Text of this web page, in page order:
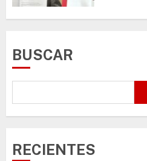
BUSCAR
RECIENTES